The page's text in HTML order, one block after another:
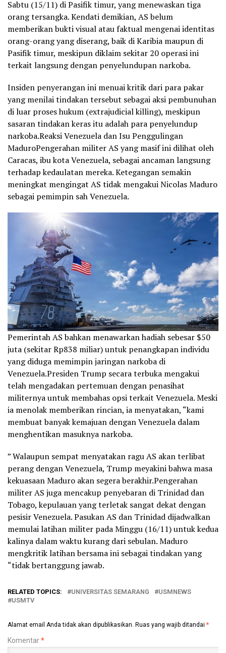
Sabtu (15/11) di Pasifik timur, yang menewaskan tiga
orang tersangka. Kendati demikian, AS belum
memberikan bukti visual atau faktual mengenai identitas
orang-orang yang diserang, baik di Karibia maupun di
Pasifik timur, meskipun diklaim sekitar 20 operasi ini
terkait langsung dengan penyelundupan narkoba.
Insiden penyerangan ini menuai kritik dari para pakar
yang menilai tindakan tersebut sebagai aksi pembunuhan
di luar proses hukum (extrajudicial killing), meskipun
sasaran tindakan keras itu adalah para penyelundup
narkoba.Reaksi Venezuela dan Isu Penggulingan
MaduroPengerahan militer AS yang masif ini dilihat oleh
Caracas, ibu kota Venezuela, sebagai ancaman langsung
terhadap kedaulatan mereka. Ketegangan semakin
meningkat mengingat AS tidak mengakui Nicolas Maduro
sebagai pemimpin sah Venezuela.
Pemerintah AS bahkan menawarkan hadiah sebesar $50
juta (sekitar Rp838 miliar) untuk penangkapan individu
yang diduga memimpin jaringan narkoba di
Venezuela.Presiden Trump secara terbuka mengakui
telah mengadakan pertemuan dengan penasihat
militernya untuk membahas opsi terkait Venezuela. Meski
ia menolak memberikan rincian, ia menyatakan, “kami
membuat banyak kemajuan dengan Venezuela dalam
menghentikan masuknya narkoba.
” Walaupun sempat menyatakan ragu AS akan terlibat
perang dengan Venezuela, Trump meyakini bahwa masa
kekuasaan Maduro akan segera berakhir.Pengerahan
militer AS juga mencakup penyebaran di Trinidad dan
Tobago, kepulauan yang terletak sangat dekat dengan
pesisir Venezuela. Pasukan AS dan Trinidad dijadwalkan
memulai latihan militer pada Minggu (16/11) untuk kedua
kalinya dalam waktu kurang dari sebulan. Maduro
mengkritik latihan bersama ini sebagai tindakan yang
“tidak bertanggung jawab.
RELATED TOPICS: UNIVERSITAS SEMARANG
USMNEWS
USMTV
Alamat email Anda tidak akan dipublikasikan. Ruas yang wajib ditandai *
Komentar*